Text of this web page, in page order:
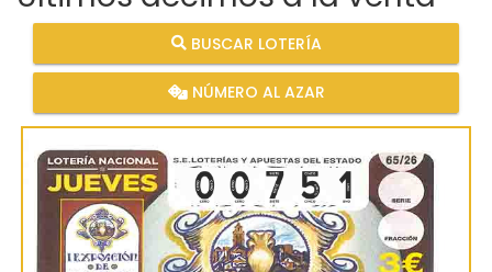
BUSCAR LOTERÍA
NÚMERO AL AZAR